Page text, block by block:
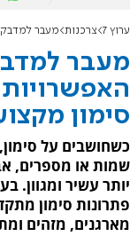
ערוץ 7 צרכנות מעבר למדבקות
מעבר
סימון
כשחושבים על
שמות או מספרים,
יותר עשיר ומגוון.
פתרונות סימון
מארגנים, מזהים